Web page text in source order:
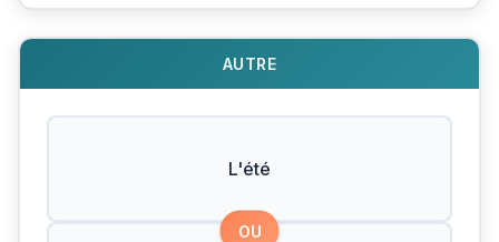
AUTRE
L'été
OU